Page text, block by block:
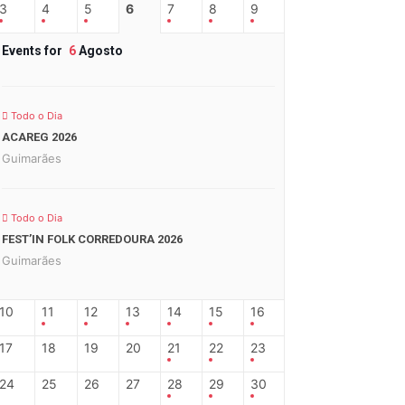
3 4 5 6 7 8 9
Events for 6Agosto
Todo o Dia
ACAREG 2026
Guimarães
Todo o Dia
FEST’IN FOLK CORREDOURA 2026
Guimarães
10 11 12 13 14 15 16
17 18 19 20 21 22 23
24 25 26 27 28 29 30